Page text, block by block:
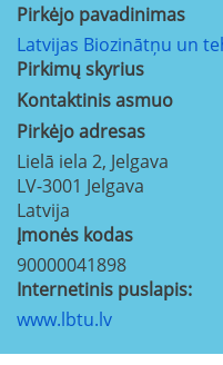
Pirkėjo pavadinimas
Latvijas Biozinātņu un
Pirkimų skyrius
Kontaktinis asmuo
Pirkėjo adresas
Lielā iela 2, Jelgava
LV-3001 Jelgava
Latvija
Įmonės kodas
90000041898
Internetinis puslapis:
www.lbtu.lv